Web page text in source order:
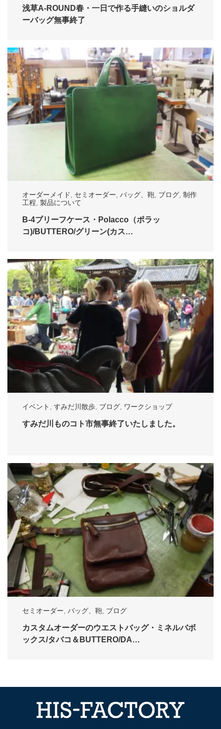
浅草A-ROUND春・一日で作る手縫いのショルダ
ーバッグ無事終了
オーダーメイド セミオーダー バッグ、鞄 ブログ 制作
工程 製品について
B-4ブリーフケース・Polacco（ポラッ
コ)/BUTTERO/グリーン(カス…
イベント すみだ川散歩 ブログ ワークショップ
すみだ川ものコト市無事終了いたしました。
セミオーダー バッグ、鞄 ブログ
カスタムオーダーのウエストバッグ・ミネルバボ
ックス/タバコ＆BUTTERO/DA…